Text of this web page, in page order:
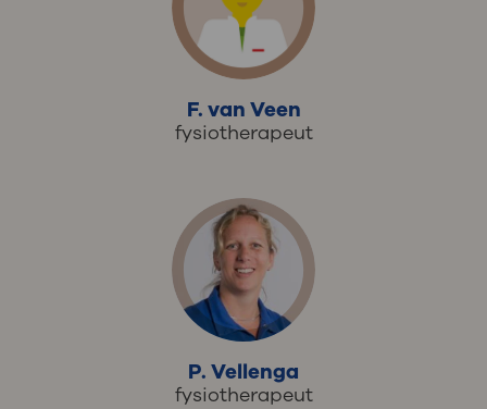
F. van Veen
fysiotherapeut
P. Vellenga
fysiotherapeut